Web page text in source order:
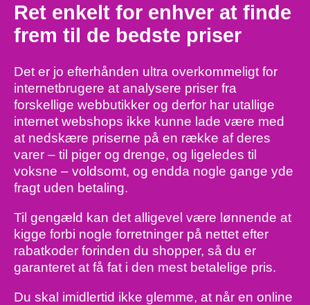
Ret enkelt for enhver at finde
frem til de bedste priser
Det er jo efterhånden ultra overkommeligt for
internetbrugere at analysere priser fra
forskellige webbutikker og derfor har utallige
internet webshops ikke kunne lade være med
at nedskære priserne på en række af deres
varer – til piger og drenge, og ligeledes til
voksne – voldsomt, og endda nogle gange yde
fragt uden betaling.
Til gengæld kan det alligevel være lønnende at
kigge forbi nogle forretninger på nettet efter
rabatkoder forinden du shopper, så du er
garanteret at få fat i den mest betalelige pris.
Du skal imidlertid ikke glemme, at når en online